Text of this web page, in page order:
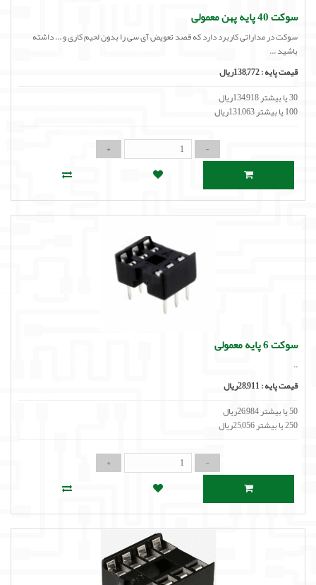
سوکت 40 پایه پهن معمولی
سوکت در مداراتی کاربرد دارد که قصد تعویض آی سی را بدون لحیم کاری و ... داشته
باشید ...
قیمت پایه :138,772ریال
30 یا بیشتر 134,918ریال
100 یا بیشتر 131,063ریال
سوکت 6 پایه معمولی
..
قیمت پایه :28,911ریال
50 یا بیشتر 26,984ریال
250 یا بیشتر 25,056ریال